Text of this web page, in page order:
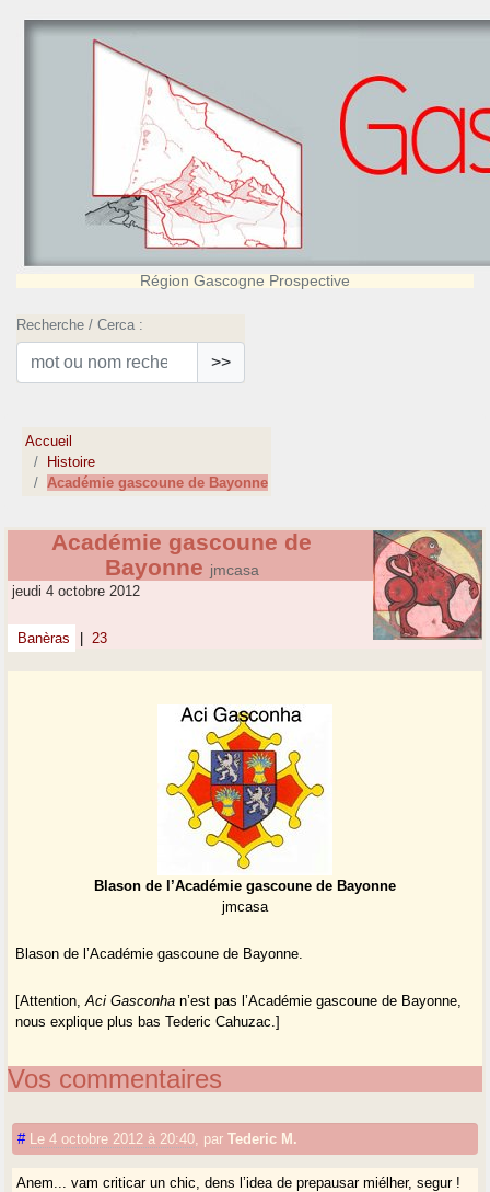
Région Gascogne Prospective
Recherche / Cerca :
>>
Accueil
Histoire
Académie gascoune de Bayonne
Académie gascoune de
Bayonne jmcasa
jeudi 4 octobre 2012
Banèras 23
Blason de l’Académie gascoune de Bayonne
jmcasa
Blason de l’Académie gascoune de Bayonne.
[Attention,Aci Gasconha n’est pas l’Académie gascoune de Bayonne,
nous explique plus bas Tederic Cahuzac.]
Vos commentaires
# Le 4 octobre 2012 à 20:40 parTederic M.
Anem... vam criticar un chic, dens l’idea de prepausar miélher, segur !